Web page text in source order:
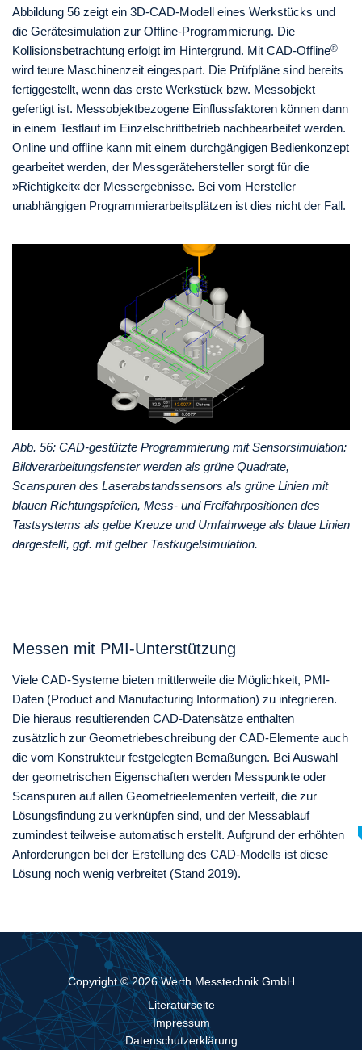
Abbildung 56 zeigt ein 3D-CAD-Modell eines Werkstücks und
die Gerätesimulation zur Offline-Programmierung. Die
Kollisionsbetrachtung erfolgt im Hintergrund. Mit CAD-Offline®
wird teure Maschinenzeit eingespart. Die Prüfpläne sind bereits
fertiggestellt, wenn das erste Werkstück bzw. Messobjekt
gefertigt ist. Messobjektbezogene Einflussfaktoren können dann
in einem Testlauf im Einzelschrittbetrieb nachbearbeitet werden.
Online und offline kann mit einem durchgängigen Bedienkonzept
gearbeitet werden, der Messgerätehersteller sorgt für die
»Richtigkeit« der Messergebnisse. Bei vom Hersteller
unabhängigen Programmierarbeitsplätzen ist dies nicht der Fall.
Abb. 56: CAD-gestützte Programmierung mit Sensorsimulation:
Bildverarbeitungsfenster werden als grüne Quadrate,
Scanspuren des Laserabstandssensors als grüne Linien mit
blauen Richtungspfeilen, Mess- und Freifahrpositionen des
Tastsystems als gelbe Kreuze und Umfahrwege als blaue Linien
dargestellt, ggf. mit gelber Tastkugelsimulation.
Messen mit PMI-Unterstützung
Viele CAD-Systeme bieten mittlerweile die Möglichkeit, PMI-
Daten (Product and Manufacturing Information) zu integrieren.
Die hieraus resultierenden CAD-Datensätze enthalten
zusätzlich zur Geometriebeschreibung der CAD-Elemente auch
die vom Konstrukteur festgelegten Bemaßungen. Bei Auswahl
der geometrischen Eigenschaften werden Messpunkte oder
Scanspuren auf allen Geometrieelementen verteilt, die zur
Lösungsfindung zu verknüpfen sind, und der Messablauf
zumindest teilweise automatisch erstellt. Aufgrund der erhöhten
Anforderungen bei der Erstellung des CAD-Modells ist diese
Lösung noch wenig verbreitet (Stand 2019).
Copyright © 2026 Werth Messtechnik GmbH
Literaturseite
Impressum
Datenschutzerklärung